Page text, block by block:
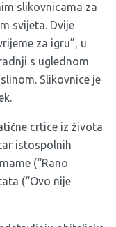
slikovnicama za
svijeta. Dvije
za igru”, u
s uglednom
Slikovnice je
crtice iz života
istospolnih
(“Rano
(“Ovo nije